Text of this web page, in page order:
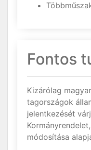
Fontos
Kizárólag
tagországok
jelentkezését
módosítása